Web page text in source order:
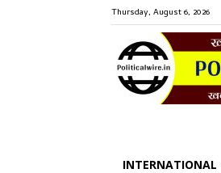
Thursday, August 6, 2026
INTERNATIONAL